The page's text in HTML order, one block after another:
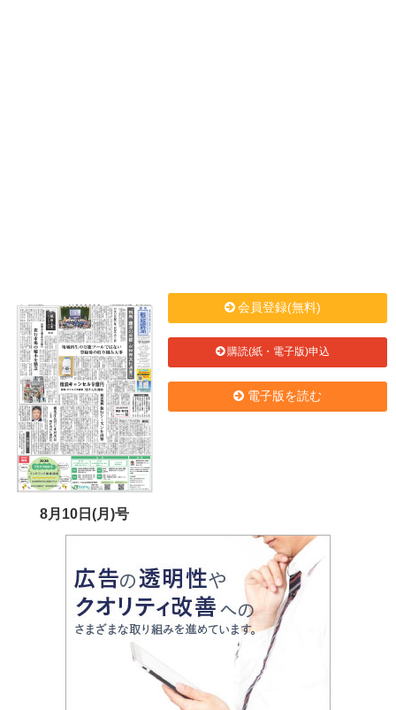
8月10日(月)号
会員登録(無料)
購読(紙・電子版)申込
電子版を読む